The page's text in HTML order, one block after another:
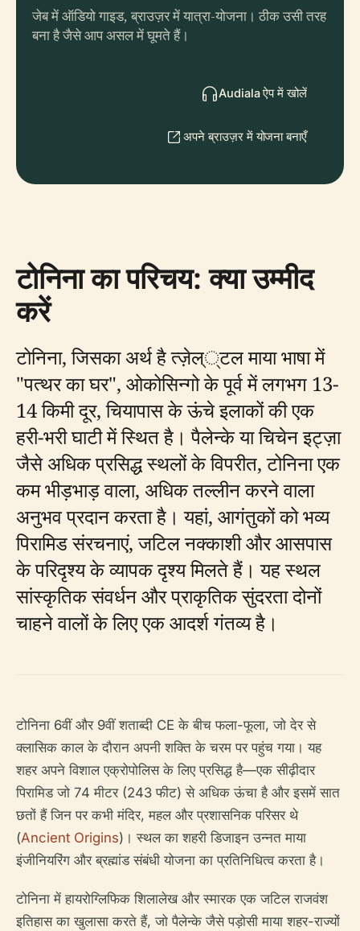
जेब में ऑडियो गाइड, ब्राउज़र में यात्रा-योजना। ठीक उसी तरह
बना है जैसे आप असल में घूमते हैं।
Audiala ऐप में खोलें
अपने ब्राउज़र में योजना बनाएँ
टोनिना का परिचय: क्या उम्मीद
करें
टोनिना, जिसका अर्थ है त्ज़ेल््टल माया भाषा में
"पत्थर का घर", ओकोसिन्गो के पूर्व में लगभग 13-
14 किमी दूर, चियापास के ऊंचे इलाकों की एक
हरी-भरी घाटी में स्थित है। पैलेन्के या चिचेन इट्ज़ा
जैसे अधिक प्रसिद्ध स्थलों के विपरीत, टोनिना एक
कम भीड़भाड़ वाला, अधिक तल्लीन करने वाला
अनुभव प्रदान करता है। यहां, आगंतुकों को भव्य
पिरामिड संरचनाएं, जटिल नक्काशी और आसपास
के परिदृश्य के व्यापक दृश्य मिलते हैं। यह स्थल
सांस्कृतिक संवर्धन और प्राकृतिक सुंदरता दोनों
चाहने वालों के लिए एक आदर्श गंतव्य है।
टोनिना 6वीं और 9वीं शताब्दी CE के बीच फला-फूला, जो देर से
क्लासिक काल के दौरान अपनी शक्ति के चरम पर पहुंच गया। यह
शहर अपने विशाल एक्रोपोलिस के लिए प्रसिद्ध है—एक सीढ़ीदार
पिरामिड जो 74 मीटर (243 फीट) से अधिक ऊंचा है और इसमें सात
छतों हैं जिन पर कभी मंदिर, महल और प्रशासनिक परिसर थे
(Ancient Origins)। स्थल का शहरी डिजाइन उन्नत माया
इंजीनियरिंग और ब्रह्मांड संबंधी योजना का प्रतिनिधित्व करता है।
टोनिना में हायरोग्लिफिक शिलालेख और स्मारक एक जटिल राजवंश
इतिहास का खुलासा करते हैं, जो पैलेन्के जैसे पड़ोसी माया शहर-राज्यों